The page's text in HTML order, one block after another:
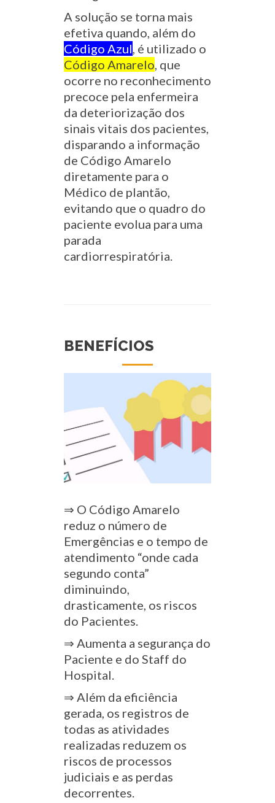
A solução se torna mais
efetiva quando, além do
Código Azul, é utilizado o
Código Amarelo, que
ocorre no reconhecimento
precoce pela enfermeira
da deteriorização dos
sinais vitais dos pacientes,
disparando a informação
de Código Amarelo
diretamente para o
Médico de plantão,
evitando que o quadro do
paciente evolua para uma
parada
cardiorrespiratória.
BENEFÍCIOS
⇒ O Código Amarelo
reduz o número de
Emergências e o tempo de
atendimento “onde cada
segundo conta”
diminuindo,
drasticamente, os riscos
do Pacientes.
⇒ Aumenta a segurança do
Paciente e do Staff do
Hospital.
⇒ Além da eficiência
gerada, os registros de
todas as atividades
realizadas reduzem os
riscos de processos
judiciais e as perdas
decorrentes.